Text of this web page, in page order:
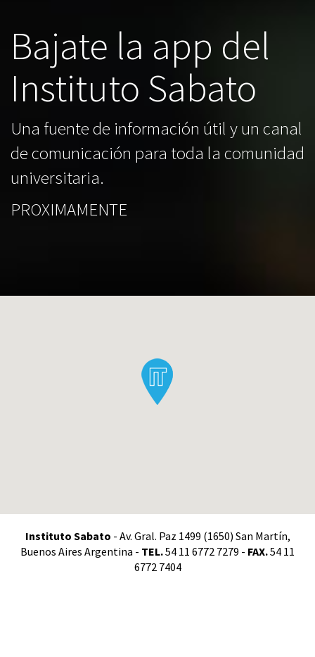
Bajate la app del
Instituto Sabato
Una fuente de información útil y un canal
de comunicación para toda la comunidad
universitaria.
PROXIMAMENTE
Instituto Sabato - Av. Gral. Paz 1499 (1650) San Martín,
Buenos Aires Argentina - TEL.54 11 6772 7279 - FAX.54 11
6772 7404